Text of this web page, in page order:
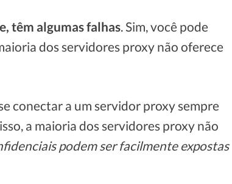
têm algumas falhas. Sim, você pode
dos servidores proxy não oferece
conectar a um servidor proxy sempre
a maioria dos servidores proxy não
podem ser facilmente expostas